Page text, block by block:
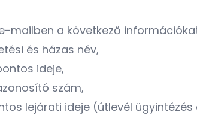
mailben a következő
és házas név,
ideje,
szám,
lejárati ideje (útlevél ügyintézés